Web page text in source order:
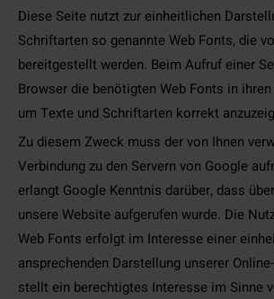
Diese Seite nutzt zur einheitlichen
Schriftarten so genannte Web Fonts, die
bereitgestellt werden. Beim Aufruf einer
Browser die benötigten Web Fonts in
um Texte und Schriftarten korrekt
Zu diesem Zweck muss der von Ihnen
Verbindung zu den Servern von Google
erlangt Google Kenntnis darüber, dass
unsere Website aufgerufen wurde. Die
Web Fonts erfolgt im Interesse einer
ansprechenden Darstellung unserer
stellt ein berechtigtes Interesse im Sinne